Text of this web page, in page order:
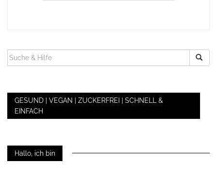
SUCHEN
NACH:
GESUND | VEGAN | ZUCKERFREI | SCHNELL &
EINFACH
Hallo, ich bin